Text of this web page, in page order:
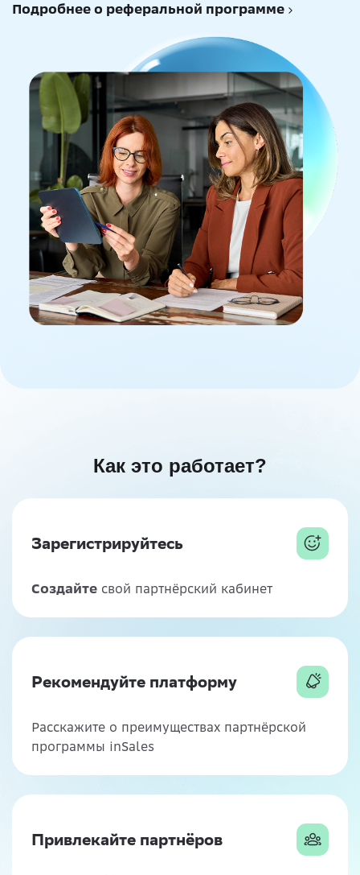
Подробнее о реферальной программе
Как это работает?
Зарегистрируйтесь
Создайте свой партнёрский кабинет
Рекомендуйте платформу
Расскажите о преимуществах партнёрской
программы inSales
Привлекайте партнёров